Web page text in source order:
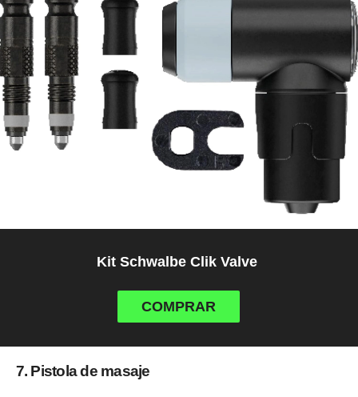
Kit Schwalbe Clik Valve
COMPRAR
7. Pistola de masaje